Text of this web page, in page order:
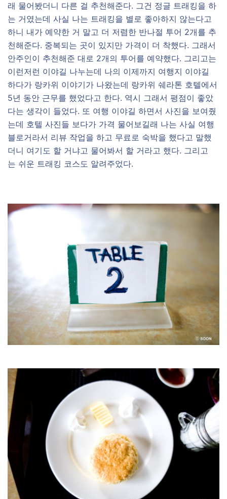
래 물어봤더니 다른 걸 추천해준다. 그건 정글 트래킹을 하
는 거였는데 사실 나는 트래킹을 별로 좋아하지 않는다고
하니 내가 예약한 거 말고 더 저렴한 반나절 투어 2개를 추
천해준다. 중복되는 곳이 있지만 가격이 더 착했다. 그래서
안주인이 추천해준 대로 2개의 투어를 예약했다. 그리고는
이런저런 이야길 나누는데 나의 이제까지 여행지 이야길
하다가 랑카위 이야기가 나왔는데 랑카위 쉐라톤 호텔에서
5년 동안 근무를 했었다고 한다. 역시 그래서 평점이 좋았
다는 생각이 들었다. 또 여행 이야길 하면서 사진을 보여줬
는데 호텔 사진들 보다가 가격 물어보길래 나는 사실 여행
블로거라서 리뷰 작업을 하고 무료로 숙박을 했다고 말했
더니 여기도 할 거냐고 물어봐서 할 거라고 했다. 그리고
는 쉬운 트래킹 코스도 알려주었다.